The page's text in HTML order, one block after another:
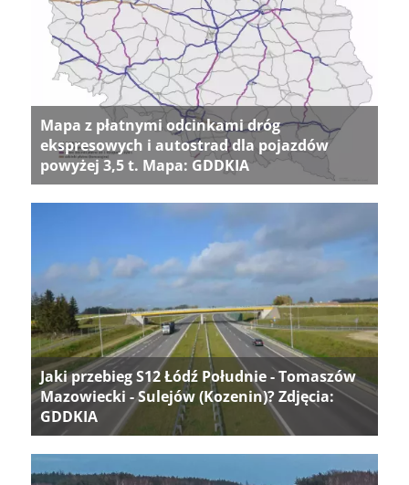
Mapa z płatnymi odcinkami dróg
ekspresowych i autostrad dla pojazdów
powyżej 3,5 t. Mapa: GDDKIA
Jaki przebieg S12 Łódź Południe - Tomaszów
Mazowiecki - Sulejów (Kozenin)? Zdjęcia:
GDDKIA